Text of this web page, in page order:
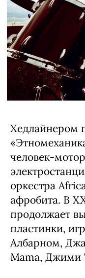
Хедлайнером
человек-
оркестра
афробита. В
продолжает
пластинки,
Албарном,
Mama, Джими